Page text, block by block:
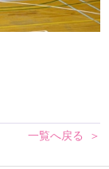
一覧へ戻る